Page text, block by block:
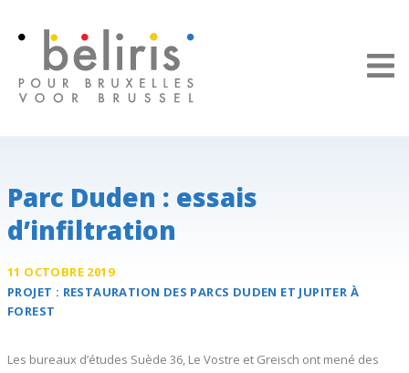
Parc Duden : essais
d’infiltration
11 OCTOBRE 2019
PROJET : RESTAURATION DES PARCS DUDEN ET JUPITER À
FOREST
Les bureaux d’études Suède 36, Le Vostre et Greisch ont mené des